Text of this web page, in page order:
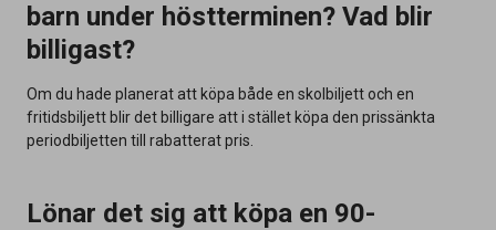
barn under höstterminen? Vad blir
billigast?
Om du hade planerat att köpa både en skolbiljett och en
fritidsbiljett blir det billigare att i stället köpa den prissänkta
periodbiljetten till rabatterat pris.
Lönar det sig att köpa en 90-